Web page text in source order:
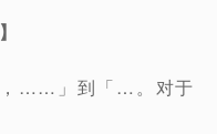
，……」到「…。对于